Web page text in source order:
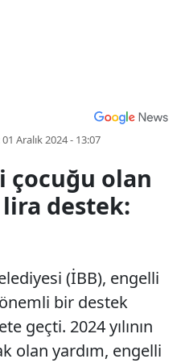
01 Aralık 2024 - 13:07
çocuğu olan
destek:
(İBB), engelli
bir destek
geçti. 2024 yılının
olan yardım, engelli